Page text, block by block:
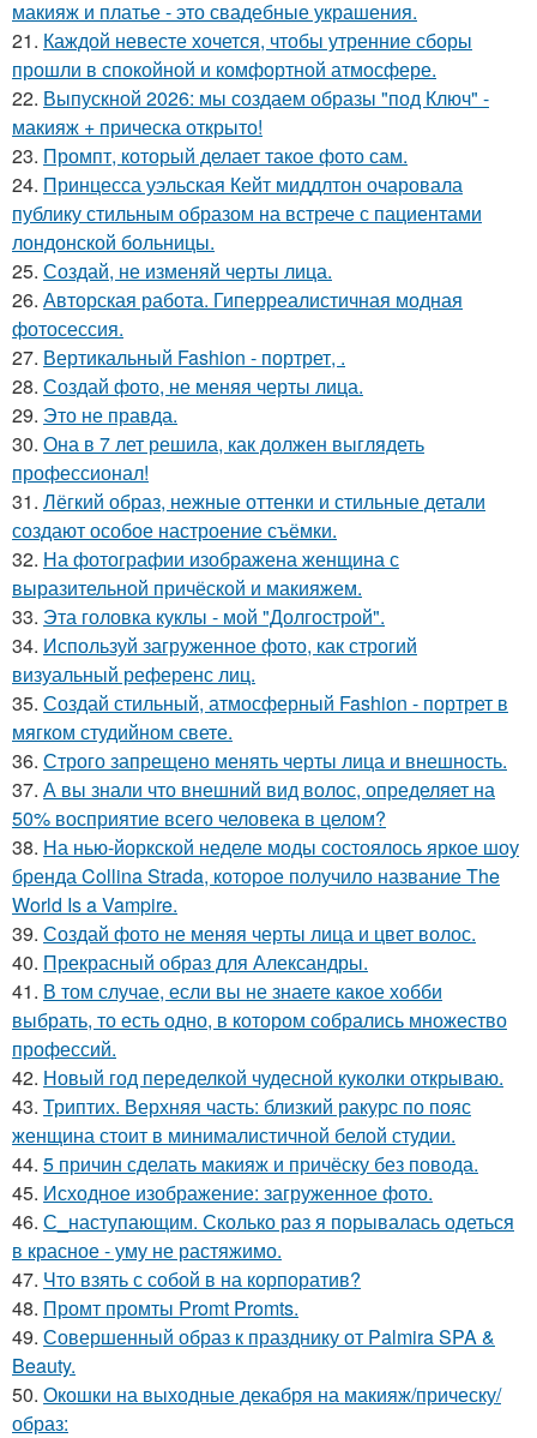
макияж и платье - это свадебные украшения.
21. Каждой невесте хочется, чтобы утренние сборы
прошли в спокойной и комфортной атмосфере.
22. Выпускной 2026: мы создаем образы "под Ключ" -
макияж + прическа открыто!
23. Промпт, который делает такое фото сам.
24. Принцесса уэльская Кейт миддлтон очаровала
публику стильным образом на встрече с пациентами
лондонской больницы.
25. Создай, не изменяй черты лица.
26. Авторская работа. Гиперреалистичная модная
фотосессия.
27. Вертикальный Fashion - портрет, .
28. Создай фото, не меняя черты лица.
29. Это не правда.
30. Она в 7 лет решила, как должен выглядеть
профессионал!
31. Лёгкий образ, нежные оттенки и стильные детали
создают особое настроение съёмки.
32. На фотографии изображена женщина с
выразительной причёской и макияжем.
33. Эта головка куклы - мой "Долгострой".
34. Используй загруженное фото, как строгий
визуальный референс лиц.
35. Создай стильный, атмосферный Fashion - портрет в
мягком студийном свете.
36. Строго запрещено менять черты лица и внешность.
37. А вы знали что внешний вид волос, определяет на
50% восприятие всего человека в целом?
38. На нью-йоркской неделе моды состоялось яркое шоу
бренда Collina Strada, которое получило название The
World Is a Vampire.
39. Создай фото не меняя черты лица и цвет волос.
40. Прекрасный образ для Александры.
41. В том случае, если вы не знаете какое хобби
выбрать, то есть одно, в котором собрались множество
профессий.
42. Новый год переделкой чудесной куколки открываю.
43. Триптих. Верхняя часть: близкий ракурс по пояс
женщина стоит в минималистичной белой студии.
44. 5 причин сделать макияж и причёску без повода.
45. Исходное изображение: загруженное фото.
46. С_наступающим. Сколько раз я порывалась одеться
в красное - уму не растяжимо.
47. Что взять с собой в на корпоратив?
48. Промт промты Promt Promts.
49. Совершенный образ к празднику от Palmira SPA &
Beauty.
50. Окошки на выходные декабря на макияж/прическу/
образ: